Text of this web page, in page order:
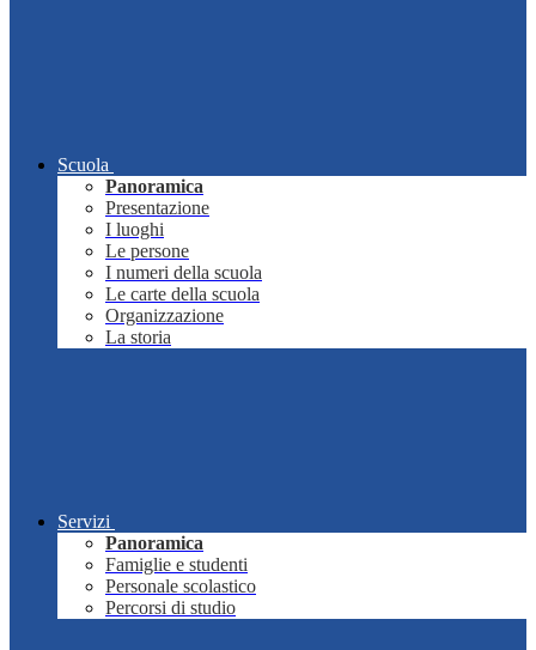
Scuola
Panoramica
Presentazione
I luoghi
Le persone
I numeri della scuola
Le carte della scuola
Organizzazione
La storia
Servizi
Panoramica
Famiglie e studenti
Personale scolastico
Percorsi di studio